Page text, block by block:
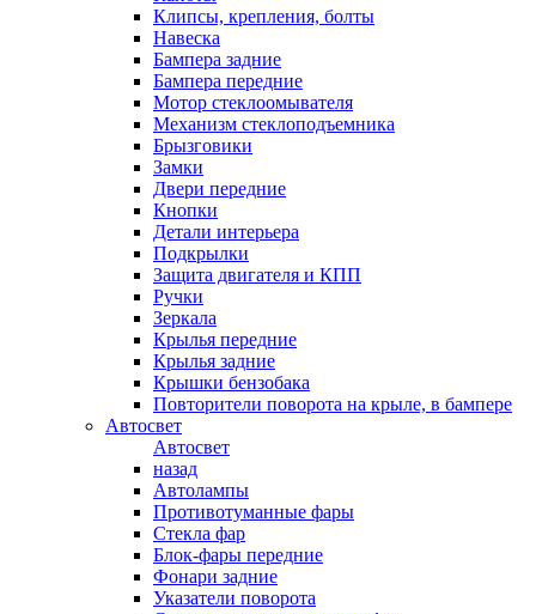
Клипсы, крепления, болты
Навеска
Бампера задние
Бампера передние
Мотор стеклоомывателя
Механизм стеклоподъемника
Брызговики
Замки
Двери передние
Кнопки
Детали интерьера
Подкрылки
Защита двигателя и КПП
Ручки
Зеркала
Крылья передние
Крылья задние
Крышки бензобака
Повторители поворота на крыле, в бампере
Автосвет
Автосвет
назад
Автолампы
Противотуманные фары
Стекла фар
Блок-фары передние
Фонари задние
Указатели поворота